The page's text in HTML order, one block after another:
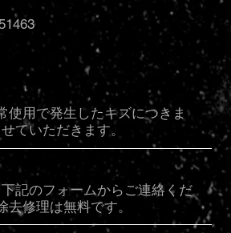
使用で発生したキズにつきま
ていただきます。
記のフォームからご連絡くだ
修理は無料です。